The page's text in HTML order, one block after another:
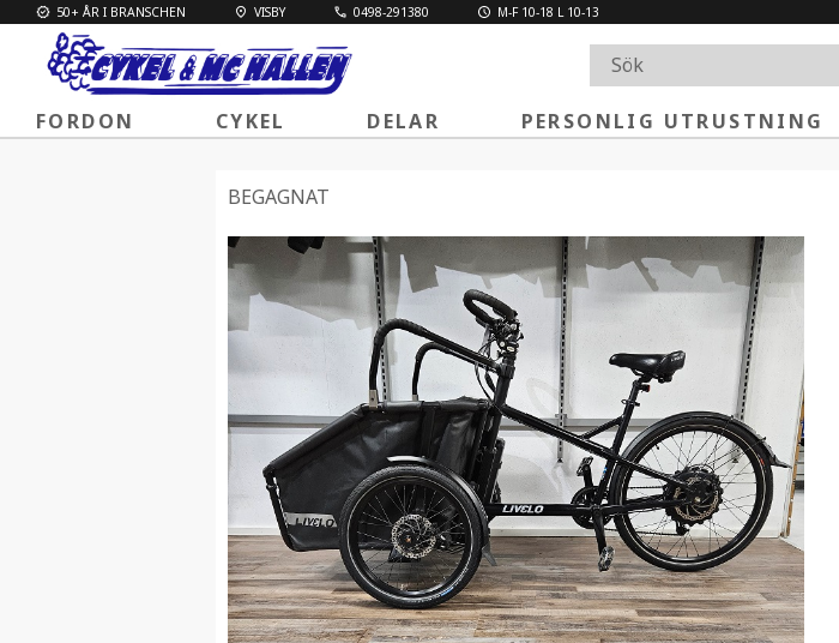
50+ ÅR I BRANSCHEN VISBY 0498-291380 M-F 10-18 L 10-13
FORDON CYKEL DELAR PERSONLIG UTRUSTNING
BEGAGNAT